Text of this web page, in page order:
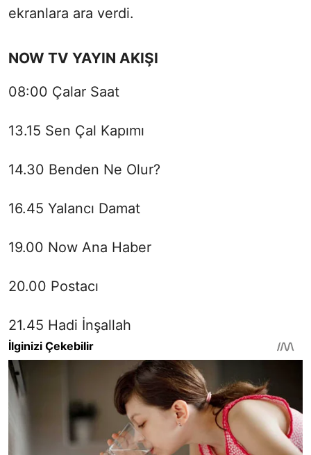
ekranlara ara verdi.
NOW TV YAYIN AKIŞI
08:00 Çalar Saat
13.15 Sen Çal Kapımı
14.30 Benden Ne Olur?
16.45 Yalancı Damat
19.00 Now Ana Haber
20.00 Postacı
21.45 Hadi İnşallah